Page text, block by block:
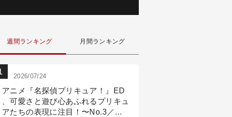
週間ランキング 月間ランキング
2026/07/24
アニメ『名探偵プリキュア！』ED
、可愛さと遊び心あふれるプリキュ
アたちの表現に注目！〜No.3／ア